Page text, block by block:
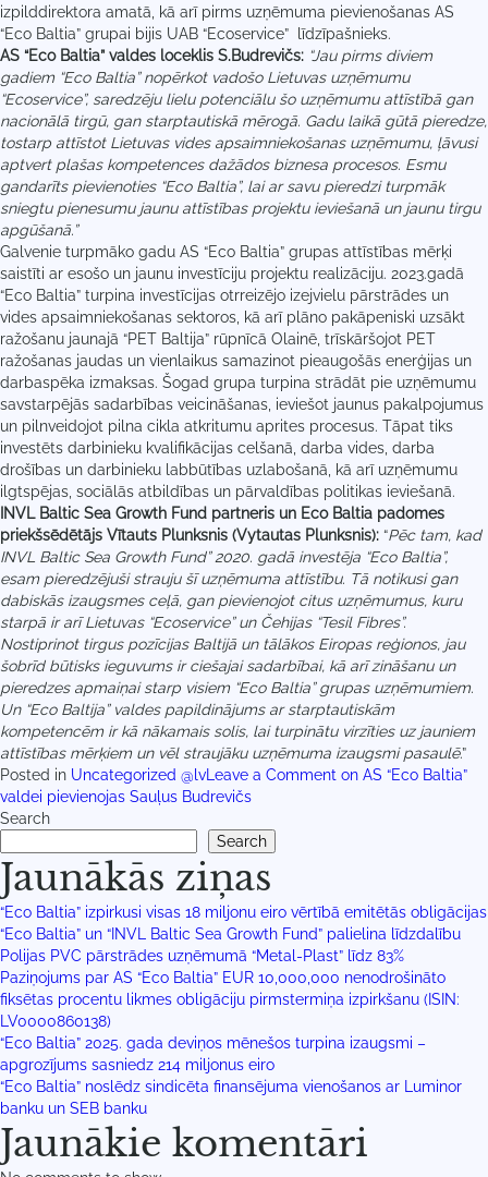
izpilddirektora amatā, kā arī pirms uzņēmuma pievienošanas AS
“Eco Baltia” grupai bijis UAB “Ecoservice” līdzīpašnieks.
AS “Eco Baltia” valdes loceklis S.Budrevičs: “Jau pirms diviem
gadiem “Eco Baltia” nopērkot vadošo Lietuvas uzņēmumu
“Ecoservice”, saredzēju lielu potenciālu šo uzņēmumu attīstībā gan
nacionālā tirgū, gan starptautiskā mērogā. Gadu laikā gūtā pieredze,
tostarp attīstot Lietuvas vides apsaimniekošanas uzņēmumu, ļāvusi
aptvert plašas kompetences dažādos biznesa procesos. Esmu
gandarīts pievienoties “Eco Baltia”, lai ar savu pieredzi turpmāk
sniegtu pienesumu jaunu attīstības projektu ieviešanā un jaunu tirgu
apgūšanā.”
Galvenie turpmāko gadu AS “Eco Baltia” grupas attīstības mērķi
saistīti ar esošo un jaunu investīciju projektu realizāciju. 2023.gadā
“Eco Baltia” turpina investīcijas otrreizējo izejvielu pārstrādes un
vides apsaimniekošanas sektoros, kā arī plāno pakāpeniski uzsākt
ražošanu jaunajā “PET Baltija” rūpnīcā Olainē, trīskāršojot PET
ražošanas jaudas un vienlaikus samazinot pieaugošās enerģijas un
darbaspēka izmaksas. Šogad grupa turpina strādāt pie uzņēmumu
savstarpējās sadarbības veicināšanas, ieviešot jaunus pakalpojumus
un pilnveidojot pilna cikla atkritumu aprites procesus. Tāpat tiks
investēts darbinieku kvalifikācijas celšanā, darba vides, darba
drošības un darbinieku labbūtības uzlabošanā, kā arī uzņēmumu
ilgtspējas, sociālās atbildības un pārvaldības politikas ieviešanā.
INVL Baltic Sea Growth Fund partneris un Eco Baltia padomes
priekšsēdētājs Vītauts Plunksnis (Vytautas Plunksnis): “Pēc tam, kad
INVL Baltic Sea Growth Fund” 2020. gadā investēja “Eco Baltia”,
esam pieredzējuši strauju šī uzņēmuma attīstību. Tā notikusi gan
dabiskās izaugsmes ceļā, gan pievienojot citus uzņēmumus, kuru
starpā ir arī Lietuvas “Ecoservice” un Čehijas “Tesil Fibres”.
Nostiprinot tirgus pozīcijas Baltijā un tālākos Eiropas reģionos, jau
šobrīd būtisks ieguvums ir ciešajai sadarbībai, kā arī zināšanu un
pieredzes apmaiņai starp visiem “Eco Baltia” grupas uzņēmumiem.
Un “Eco Baltija” valdes papildinājums ar starptautiskām
kompetencēm ir kā nākamais solis, lai turpinātu virzīties uz jauniem
attīstības mērķiem un vēl straujāku uzņēmuma izaugsmi pasaulē.”
Posted in Uncategorized @lv Leave a Comment on AS “Eco Baltia”
valdei pievienojas Sauļus Budrevičs
Search
Search
Jaunākās ziņas
“Eco Baltia” izpirkusi visas 18 miljonu eiro vērtībā emitētās obligācijas
“Eco Baltia” un “INVL Baltic Sea Growth Fund” palielina līdzdalību
Polijas PVC pārstrādes uzņēmumā “Metal-Plast” līdz 83%
Paziņojums par AS “Eco Baltia” EUR 10,000,000 nenodrošināto
fiksētas procentu likmes obligāciju pirmstermiņa izpirkšanu (ISIN:
LV0000860138)
“Eco Baltia” 2025. gada deviņos mēnešos turpina izaugsmi –
apgrozījums sasniedz 214 miljonus eiro
“Eco Baltia” noslēdz sindicēta finansējuma vienošanos ar Luminor
banku un SEB banku
Jaunākie komentāri